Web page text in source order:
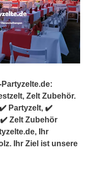
Zelt Zubehör.
Partyzelt, ✔️
Zelt Zubehör
Ihr
Ihr Ziel ist unsere